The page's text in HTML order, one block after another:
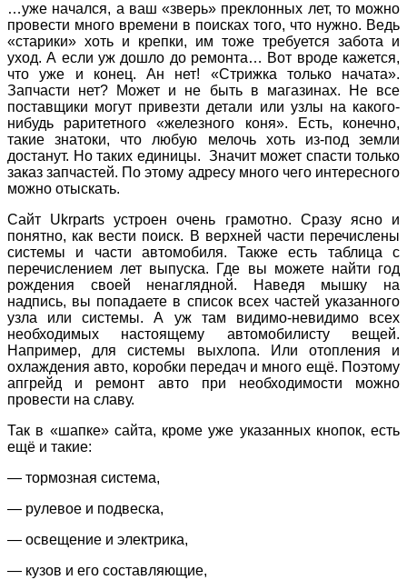
…уже начался, а ваш «зверь» преклонных лет, то можно
провести много времени в поисках того, что нужно. Ведь
«старики» хоть и крепки, им тоже требуется забота и
уход. А если уж дошло до ремонта… Вот вроде кажется,
что уже и конец. Ан нет! «Стрижка только начата».
Запчасти нет? Может и не быть в магазинах. Не все
поставщики могут привезти детали или узлы на какого-
нибудь раритетного «железного коня». Есть, конечно,
такие знатоки, что любую мелочь хоть из-под земли
достанут. Но таких единицы. Значит может спасти только
заказ запчастей. По этому адресу много чего интересного
можно отыскать.
Сайт Ukrparts устроен очень грамотно. Сразу ясно и
понятно, как вести поиск. В верхней части перечислены
системы и части автомобиля. Также есть таблица с
перечислением лет выпуска. Где вы можете найти год
рождения своей ненаглядной. Наведя мышку на
надпись, вы попадаете в список всех частей указанного
узла или системы. А уж там видимо-невидимо всех
необходимых настоящему автомобилисту вещей.
Например, для системы выхлопа. Или отопления и
охлаждения авто, коробки передач и много ещё. Поэтому
апгрейд и ремонт авто при необходимости можно
провести на славу.
Так в «шапке» сайта, кроме уже указанных кнопок, есть
ещё и такие:
— тормозная система,
— рулевое и подвеска,
— освещение и электрика,
— кузов и его составляющие,